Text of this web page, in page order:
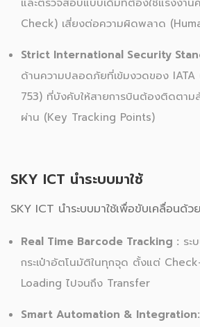
Check) เสี่ยงต่อความผิดพลาด
Strict International Security
ด้านความปลอดภัยที่เข้มงวดของ IATA
753) ที่บังคับให้สายการบินต้องติดตาม
ผ่าน (Key Tracking Points)
SKY ICT นำระบบมาใช้
SKY ICT นำระบบมาใช้เพื่อขับเคลื่อนด้ว
Real Time Barcode Tracking : ระ
กระเป๋าอัตโนมัติในทุกจุด ตั้งแต่
Loading ไปจนถึง Transfer
Smart Automation & Integration: